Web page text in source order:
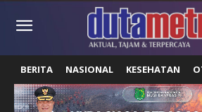
BERITA NASIONAL KESEHATAN